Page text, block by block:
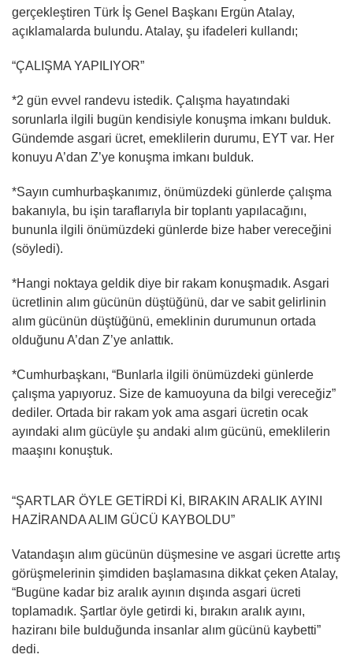
gerçekleştiren Türk İş Genel Başkanı Ergün Atalay,
açıklamalarda bulundu. Atalay, şu ifadeleri kullandı;
“ÇALIŞMA YAPILIYOR”
*2 gün evvel randevu istedik. Çalışma hayatındaki
sorunlarla ilgili bugün kendisiyle konuşma imkanı bulduk.
Gündemde asgari ücret, emeklilerin durumu, EYT var. Her
konuyu A’dan Z’ye konuşma imkanı bulduk.
*Sayın cumhurbaşkanımız, önümüzdeki günlerde çalışma
bakanıyla, bu işin taraflarıyla bir toplantı yapılacağını,
bununla ilgili önümüzdeki günlerde bize haber vereceğini
(söyledi).
*Hangi noktaya geldik diye bir rakam konuşmadık. Asgari
ücretlinin alım gücünün düştüğünü, dar ve sabit gelirlinin
alım gücünün düştüğünü, emeklinin durumunun ortada
olduğunu A’dan Z’ye anlattık.
*Cumhurbaşkanı, “Bunlarla ilgili önümüzdeki günlerde
çalışma yapıyoruz. Size de kamuoyuna da bilgi vereceğiz”
dediler. Ortada bir rakam yok ama asgari ücretin ocak
ayındaki alım gücüyle şu andaki alım gücünü, emeklilerin
maaşını konuştuk.
“ŞARTLAR ÖYLE GETİRDİ Kİ, BIRAKIN ARALIK AYINI
HAZİRANDA ALIM GÜCÜ KAYBOLDU”
Vatandaşın alım gücünün düşmesine ve asgari ücrette artış
görüşmelerinin şimdiden başlamasına dikkat çeken Atalay,
“Bugüne kadar biz aralık ayının dışında asgari ücreti
toplamadık. Şartlar öyle getirdi ki, bırakın aralık ayını,
haziranı bile bulduğunda insanlar alım gücünü kaybetti”
dedi.